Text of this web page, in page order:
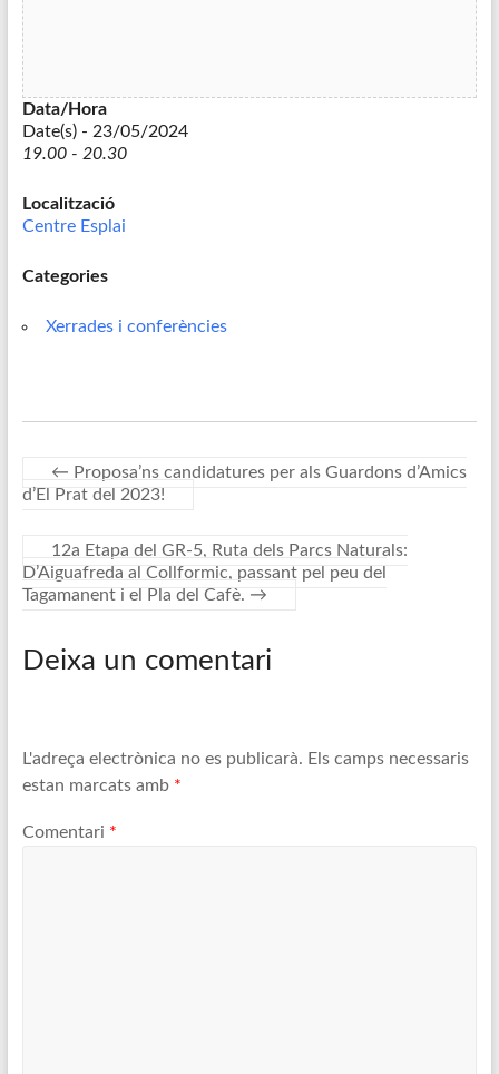
Data/Hora
Date(s) - 23/05/2024
19.00 - 20.30
Localització
Centre Esplai
Categories
Xerrades i conferències
← Proposa’ns candidatures per als Guardons d’Amics
d’El Prat del 2023!
12a Etapa del GR-5, Ruta dels Parcs Naturals:
D’Aiguafreda al Collformic, passant pel peu del
Tagamanent i el Pla del Cafè. →
Deixa un comentari
L'adreça electrònica no es publicarà. Els camps necessaris
estan marcats amb *
Comentari *